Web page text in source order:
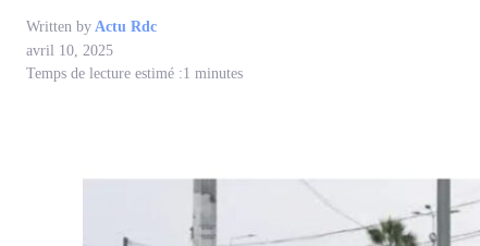
Written by Actu Rdc
avril 10, 2025
Temps de lecture estimé :1 minutes